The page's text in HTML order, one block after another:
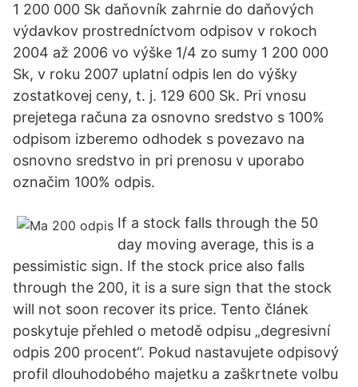
1 200 000 Sk daňovník zahrnie do daňových
výdavkov prostredníctvom odpisov v rokoch
2004 až 2006 vo výške 1/4 zo sumy 1 200 000
Sk, v roku 2007 uplatní odpis len do výšky
zostatkovej ceny, t. j. 129 600 Sk. Pri vnosu
prejetega računa za osnovno sredstvo s 100%
odpisom izberemo odhodek s povezavo na
osnovno sredstvo in pri prenosu v uporabo
označim 100% odpis.
If a stock falls through the 50
day moving average, this is a
pessimistic sign. If the stock price also falls
through the 200, it is a sure sign that the stock
will not soon recover its price. Tento článek
poskytuje přehled o metodě odpisu „degresivní
odpis 200 procent“. Pokud nastavujete odpisový
profil dlouhodobého majetku a zaškrtnete volbu